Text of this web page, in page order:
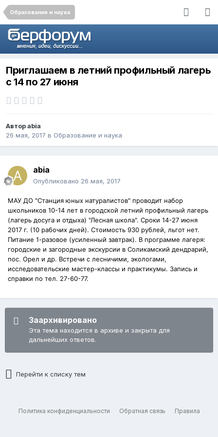
Образование и наука
Приглашаем в летний профильный лагерь
с 14 по 27 июня
Авторabia
26 мая, 2017 в Образование и наука
abia
Опубликовано 26 мая, 2017
МАУ ДО "Станция юных натуралистов" проводит набор
школьников 10-14 лет в городской летний профильный лагерь
(лагерь досуга и отдыха) "Лесная школа". Сроки 14-27 июня
2017 г. (10 рабочих дней). Стоимость 930 рублей, льгот нет.
Питание 1-разовое (усиленный завтрак). В программе лагеря:
городские и загородные экскурсии в Соликамский дендрарий,
пос. Орел и др. Встречи с лесничими, экологами,
исследовательские мастер-классы и практикумы. Запись и
справки по тел. 27-60-77.
Заархивировано
Эта тема находится в архиве и закрыта для
дальнейших ответов.
Перейти к списку тем
Политика конфиденциальности Обратная связь Правила